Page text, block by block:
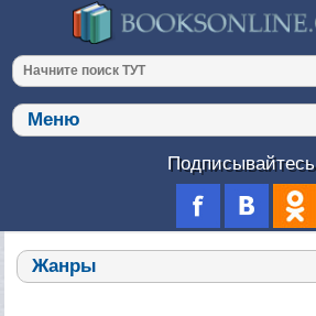
Подписывайтесь